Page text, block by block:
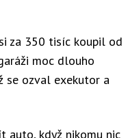
za 350 tisíc koupil od
moc dlouho
se ozval exekutor a
auto, když nikomu nic